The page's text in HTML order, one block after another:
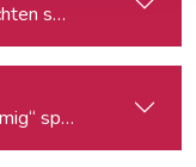
sollte
sprechen